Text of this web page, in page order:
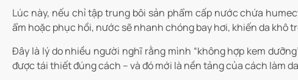
Lúc này, nếu chỉ tập trung bôi sản phẩm cấp nước chứa
ẩm hoặc phục hồi, nước sẽ nhanh chóng bay hơi, khiến da khô
Đây là lý do nhiều người nghĩ rằng mình “không hợp kem
được tái thiết đúng cách – và đó mới là nền tảng của cách làm